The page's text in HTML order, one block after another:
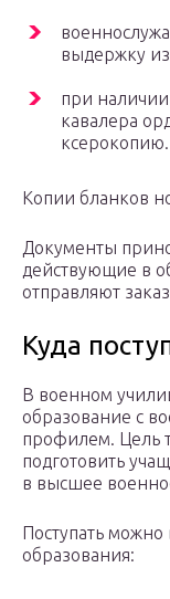
выдержку
при
кавалера
ксерокопию.
Копии бланков
Документы
действующие в
отправляют
Куда
В военном
образование с
профилем. Цель
подготовить
в высшее
Поступать
образования: